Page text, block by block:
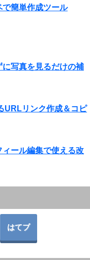
簡単作成ツール
写真を見るだけの補
URLリンク作成＆コピ
ール編集で使える改
はてブ